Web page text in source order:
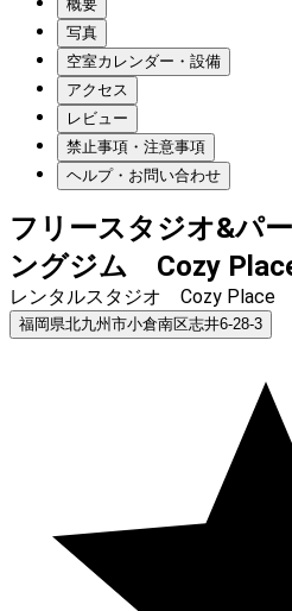
概要
写真
空室カレンダー・設備
アクセス
レビュー
禁止事項・注意事項
ヘルプ・お問い合わせ
フリースタジオ&パ
ングジム Cozy
レンタルスタジオ Cozy Place
福岡県北九州市小倉南区志井6-28-3